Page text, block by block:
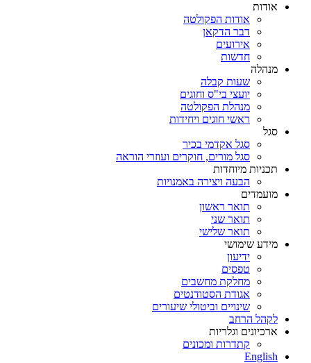
אודות
אודות הפקולטה
דבר הדקאן
אירועים
חדשות
מנהלה
שעות קבלה
יועצי בי"ס וחוגים
מנהלת הפקולטה
ראשי חוגים ויחידות
סגל
סגל אקדמי בכיר
סגל מורים, חוקרים ועוזרי הוראה
תכניות מיוחדות
הבעה ויצירה באמנויות
מועמדים
תואר ראשון
תואר שני
תואר שלישי
מידע שימושי
ידיעון
טפסים
מחלקת מחשבים
אגודת הסטודנטים
שינויים וביטולי שיעורים
לקהל הרחב
ארכיונים וגלריות
קתדרות ומכונים
English